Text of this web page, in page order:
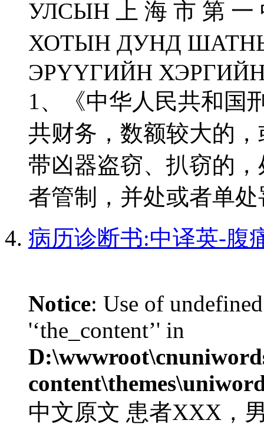
УЛСЫН 上 海 市 第
ХОТЫН ДУНД
ЭРҮҮГИЙН
1、《中华人民共和国
共财务，数额较大的
带凶器盗窃、扒窃的
者管制，并处或者单
病历诊断书:中译英-腹
Notice: Use of
'‘the_content’' in
中文原文 患者XXX，